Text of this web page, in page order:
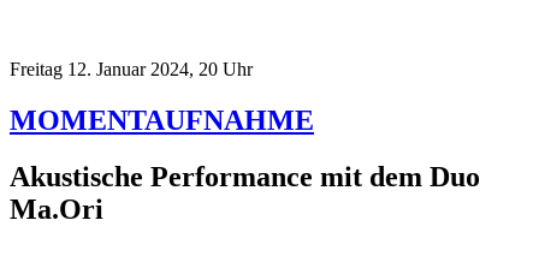
Freitag 12. Januar 2024, 20 Uhr
MOMENTAUFNAHME
Akustische Performance mit dem Duo
Ma.Ori